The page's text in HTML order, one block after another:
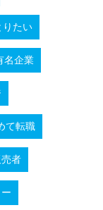
りたい
名企業
て転職
者